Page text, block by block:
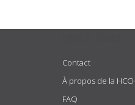
Contact
À propos de la
FAQ